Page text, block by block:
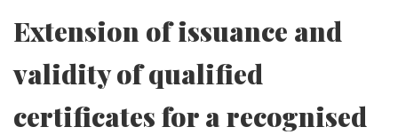
Extension of issuance and
validity of qualified
certificates for a recognised